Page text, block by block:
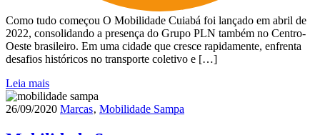
Como tudo começou O Mobilidade Cuiabá foi lançado em abril de
2022, consolidando a presença do Grupo PLN também no Centro-
Oeste brasileiro. Em uma cidade que cresce rapidamente, enfrenta
desafios históricos no transporte coletivo e […]
Leia mais
26/09/2020 Marcas‚ Mobilidade Sampa